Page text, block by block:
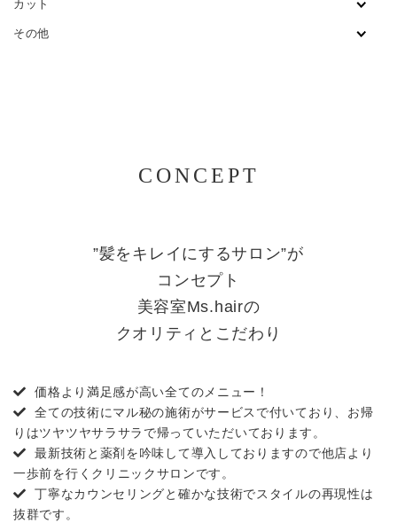
カット
その他
CONCEPT
”髪をキレイにするサロン”が
コンセプト
美容室Ms.hairの
クオリティとこだわり
価格より満足感が高い全てのメニュー！
全ての技術にマル秘の施術がサービスで付いており、お帰
りはツヤツヤサラサラで帰っていただいております。
最新技術と薬剤を吟味して導入しておりますので他店より
一歩前を行くクリニックサロンです。
丁寧なカウンセリングと確かな技術でスタイルの再現性は
抜群です。